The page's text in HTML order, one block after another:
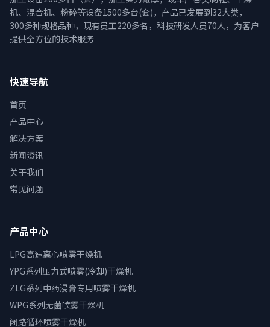
机、混合机、粉碎等设备1500多台(套)，产品已发展到32大类，
300多种规格品种，现有员工220多名，科技研发人员70人，为客户
提供全方位的技术服务
快速导航
首页
产品中心
解决方案
新闻资讯
关于我们
常见问题
产品中心
LPG高速离心喷雾干燥机
YPG系列压力式喷雾(冷却)干燥机
ZLG系列中药浸膏专用喷雾干燥机
WPG系列无菌喷雾干燥机
闭路循环喷雾干燥机